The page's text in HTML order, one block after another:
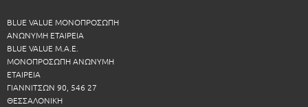
BLUE VALUE ΜΟΝΟΠΡΟΣΩΠΗ
ΑΝΩΝΥΜΗ ΕΤΑΙΡΕΙΑ
BLUE VALUE Μ.Α.Ε.
ΜΟΝΟΠΡΟΣΩΠΗ ΑΝΩΝΥΜΗ
ΕΤΑΙΡΕΙΑ
ΓΙΑΝΝΙΤΣΩΝ 90, 546 27
ΘΕΣΣΑΛΟΝΙΚΗ